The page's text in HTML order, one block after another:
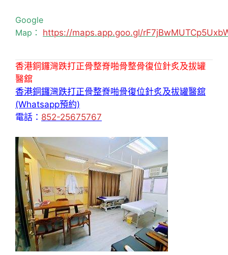
Google
Map： https://maps.app.goo.gl/
香港銅鑼灣跌打正骨整脊啪骨整骨復位針炙及拔罐
醫舘
香港銅鑼灣跌打正骨整脊啪骨復位針炙及拔罐醫舘
(Whatsapp預約)
電話： 852-25675767